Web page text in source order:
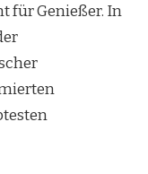
für Genießer. In